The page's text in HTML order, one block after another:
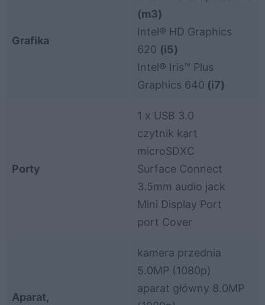
Grafika
(m3)
Intel® HD Graphics
620 (i5)
Intel® Iris™ Plus
Graphics 640 (i7)
Porty
1 x USB 3.0
czytnik kart
microSDXC
Surface Connect
3.5mm audio jack
Mini Display Port
port Cover
Aparat,
kamera przednia
5.0MP (1080p)
aparat główny 8.0MP